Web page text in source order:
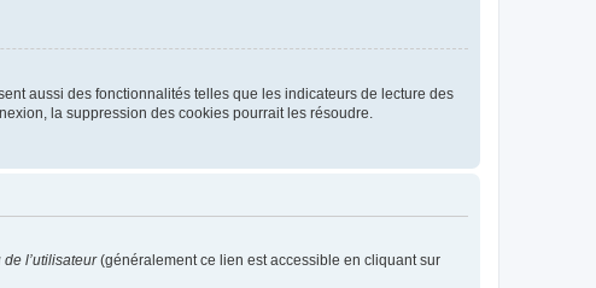
aussi des fonctionnalités telles que les indicateurs de lecture des
la suppression des cookies pourrait les résoudre.
l’utilisateur(généralement ce lien est accessible en cliquant sur